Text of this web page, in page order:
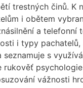
trestných činů. K
i obětem
a telefonní
i typy
s
rukověť
vážnosti